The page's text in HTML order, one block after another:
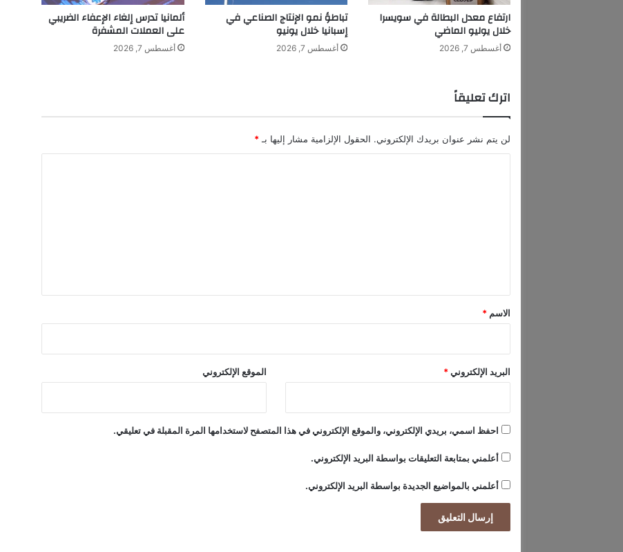
د
ا
ح
إ
ي
أ
ث
م
ة
ا
ن
ي
ارتفاع معدل البطالة في سويسرا
خلال يوليو الماضي
أغسطس 7, 2026
تباطؤ نمو الإنتاج الصناعي في
إسبانيا خلال يونيو
أغسطس 7, 2026
ألمانيا تدرس إلغاء الإعفاء الضريبي
على العملات المشفرة
أغسطس 7, 2026
اترك تعليقاً
لن يتم نشر عنوان بريدك الإلكتروني. الحقول الإلزامية مشار إليها بـ*
*
الاسم *
البريد الإلكتروني* الموقع الإلكتروني
احفظ اسمي، بريدي الإلكتروني، والموقع الإلكتروني في هذا المتصفح لاستخدامها المرة المقبلة في تعليقي.
أعلمني بمتابعة التعليقات بواسطة البريد الإلكتروني.
أعلمني بالمواضيع الجديدة بواسطة البريد الإلكتروني.